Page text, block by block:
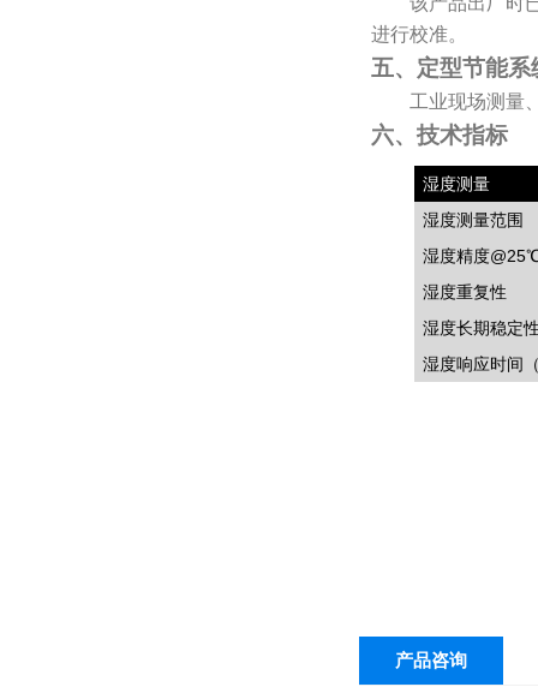
进行校准。
五、定型节能
工业现场测量
六、技术指标
湿度测量
湿度测量范围
湿度精度@25
湿度重复性
湿度长期稳定
湿度响应时间
产品咨询